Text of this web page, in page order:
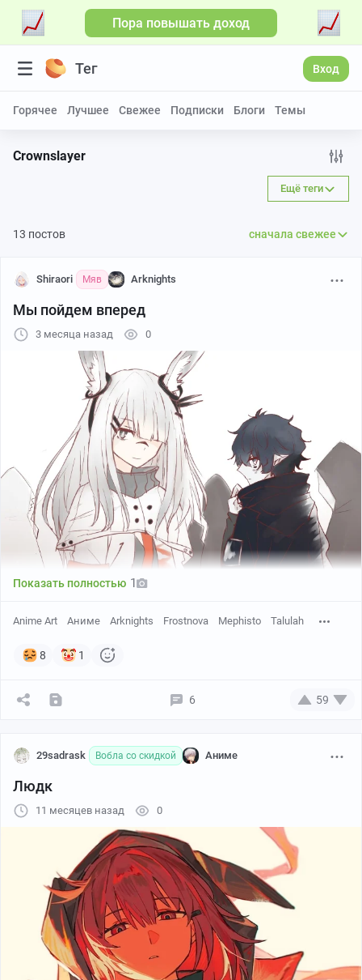
Пора повышать доход
Тег Вход
Горячее Лучшее Свежее Подписки Блоги Темы
Crownslayer
Ещё теги
13 постов сначала свежее
Shiraori Мяв Arknights
Мы пойдем вперед
3 месяца назад 0
Creator: happy-myself
Показать полностью 1
Anime Art Аниме Arknights Frostnova Mephisto Talulah
8 1
6 59
29sadrask Вобла со скидкой Аниме
Людк
11 месяцев назад 0